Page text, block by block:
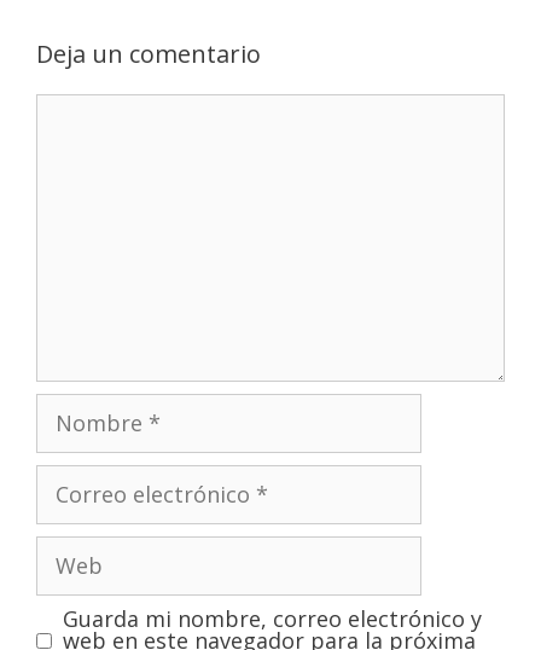
Deja un comentario
Guarda mi nombre, correo electrónico y
web en este navegador para la próxima